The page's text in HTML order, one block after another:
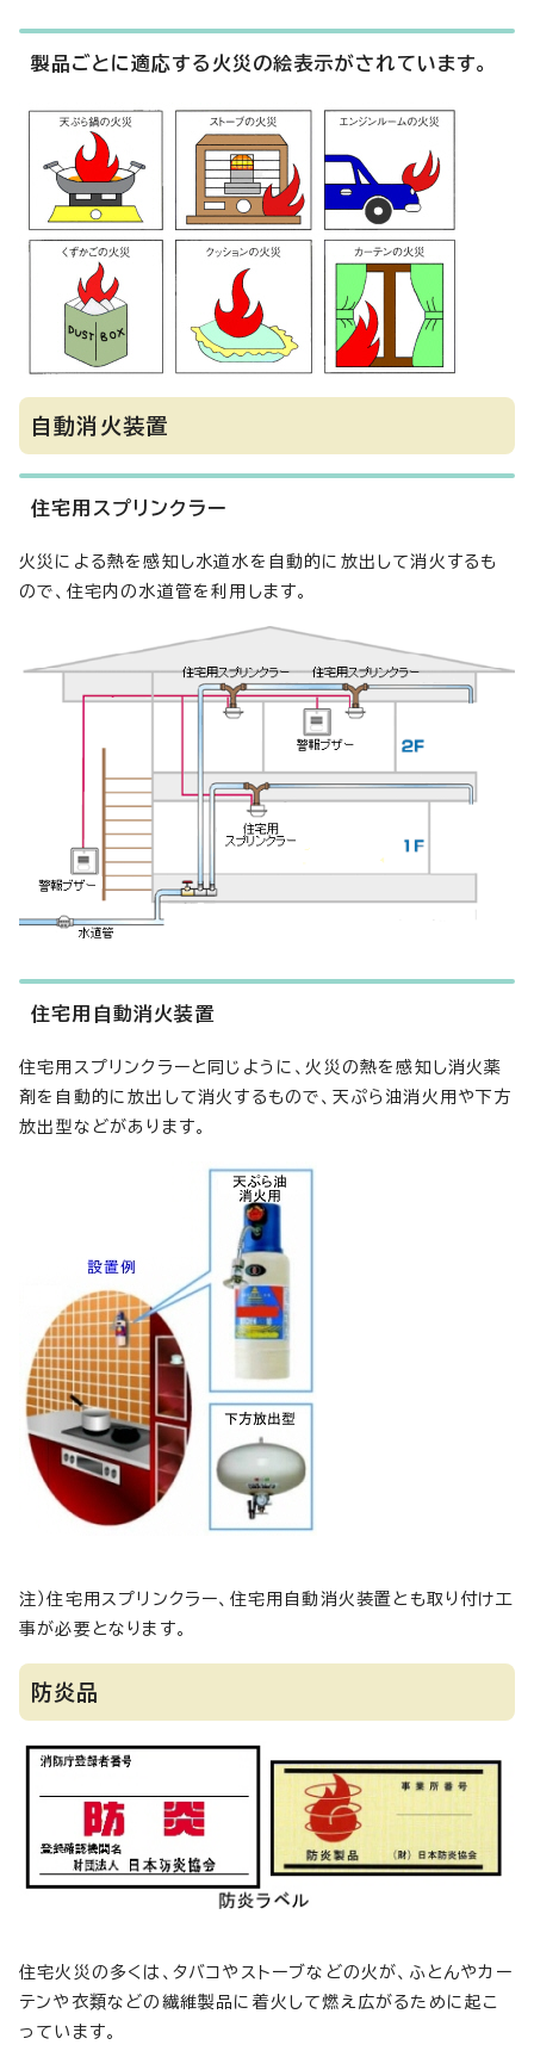
製品ごとに適応する火災の絵表示がされています。
自動消火装置
住宅用スプリンクラー
火災による熱を感知し水道水を自動的に放出して消火するも
ので、住宅内の水道管を利用します。
住宅用自動消火装置
住宅用スプリンクラーと同じように、火災の熱を感知し消火薬
剤を自動的に放出して消火するもので、天ぷら油消火用や下方
放出型などがあります。
注）住宅用スプリンクラー、住宅用自動消火装置とも取り付け工
事が必要となります。
防炎品
住宅火災の多くは、タバコやストーブなどの火が、ふとんやカー
テンや衣類などの繊維製品に着火して燃え広がるために起こ
っています。